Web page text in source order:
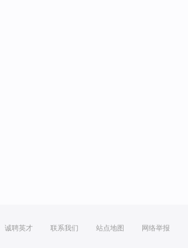
诚聘英才 联系我们 站点地图 网络举报